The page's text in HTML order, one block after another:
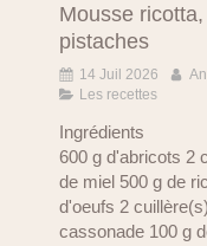
Mousse
pistaches
14 Juil 2026
Les recettes
Ingrédients
600 g d'abricots 2
de miel 500 g de
d'oeufs 2
cassonade 100 g